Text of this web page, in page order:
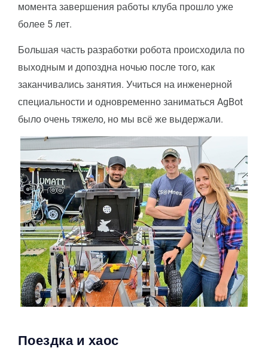
момента завершения работы клуба прошло уже
более 5 лет.
Большая часть разработки робота происходила по
выходным и допоздна ночью после того, как
заканчивались занятия. Учиться на инженерной
специальности и одновременно заниматься AgBot
было очень тяжело, но мы всё же выдержали.
Поездка и хаос